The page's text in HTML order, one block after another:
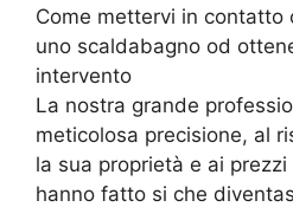
Come mettervi in contatto
uno scaldabagno od
intervento
La nostra grande
meticolosa precisione, al
la sua proprietà e ai
hanno fatto si che